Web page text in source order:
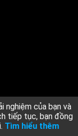
Bình
nghiệm của bạn và
tiếp tục, bạn đồng
Tìm hiểu thêm